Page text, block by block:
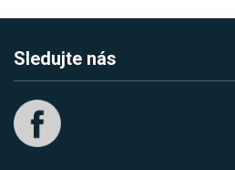
Sledujte nás